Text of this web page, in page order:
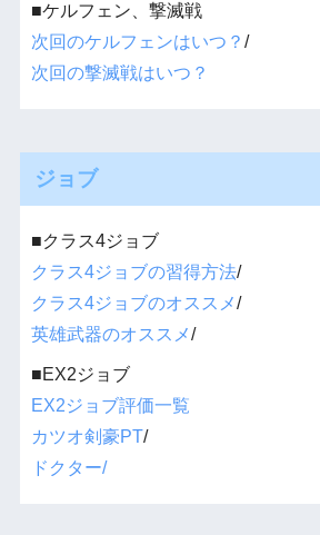
■ケルフェン、撃滅戦
次回のケルフェンはいつ？ /
次回の撃滅戦はいつ？
ジョブ
■クラス4ジョブ
クラス4ジョブの習得方法/
クラス4ジョブのオススメ/
英雄武器のオススメ/
■EX2ジョブ
EX2ジョブ評価一覧
カツオ剣豪PT/
ドクター/